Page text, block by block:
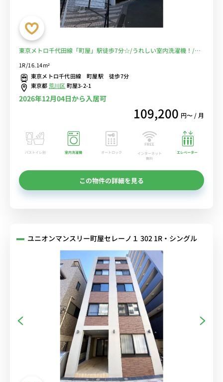
東京メトロ千代田線「町屋」駅徒歩7分☆/うれしい室内洗濯機！/近
レンタル中！
1R/16.14m²
東京メトロ千代田線 町屋駅 徒歩7分
東京都荒川区町屋3-2-1
2026年12月04日から入居可
109,200 円〜 / 月
バストイレ別 室内洗濯機 オートロック
インターネット
無料
エレベーター
この物件の詳細を見る
ユニオンマンスリー町屋セレーノ１ 302 1R・シングル